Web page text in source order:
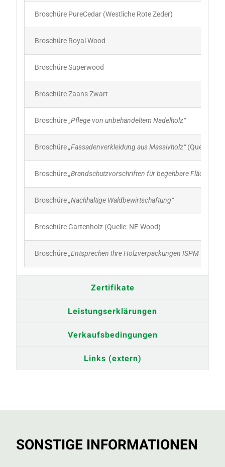
Broschüre PureCedar (Westliche Rote Zeder)
Broschüre Royal Wood
Broschüre Superwood
Broschüre Zaans Zwart
Broschüre „Pflege von unbehandeltem Nadelholz“
Broschüre„Fassadenverkleidung aus Massivholz“(Quelle:
Broschüre„Brandschutzvorschriften für begehbare Flächen
Broschüre„Nachhaltige Waldbewirtschaftung“
Broschüre Gartenholz (Quelle: NE-Wood)
Broschüre„Entsprechen Ihre Holzverpackungen ISPM 15?“
Zertifikate
Leistungserklärungen
Verkaufsbedingungen
Links (extern)
SONSTIGE INFORMATIONEN